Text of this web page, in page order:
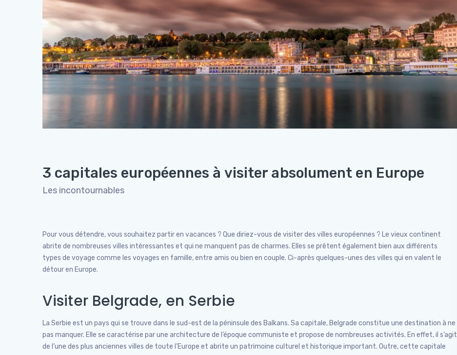
3 capitales européennes à visiter absolument en Europe
Les incontournables
Pour vous détendre, vous souhaitez partir en vacances ? Que diriez-vous de visiter des villes européennes ? Le vieux continent
abrite de nombreuses villes intéressantes et qui ne manquent pas de charmes. Elles se prêtent également bien aux différents
types de voyage comme les voyages en famille, entre amis ou bien en couple. Ci-après quelques-unes des villes qui en valent le
détour en Europe.
Visiter Belgrade, en Serbie
La Serbie est un pays qui se trouve dans le sud-est de la péninsule des Balkans. Sa capitale, Belgrade constitue une destination à ne
pas manquer. Elle se caractérise par une architecture de l’époque communiste et propose de nombreuses activités. En effet, il s’agit
de l’une des plus anciennes villes de toute l’Europe et abrite un patrimoine culturel et historique important. Outre, cette capitale